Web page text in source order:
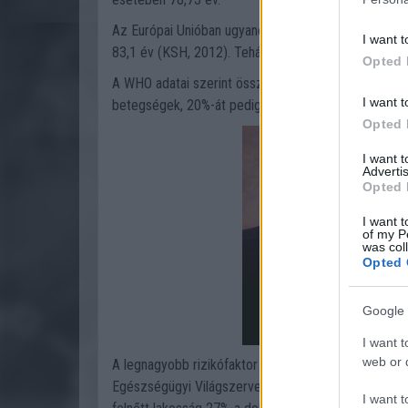
I want
Opted
I want
Opted
I want
Opted
I want
of my
was
Opted
Google
I want
web or
I want
Az Európai Unióban ugyanezek az adatok a férfiak
83,1 év (KSH, 2012). Tehát itt is van még némi
A WHO adatai szerint összességében az
betegségek, 20%-át pedig a rosszindulatú
A legnagyobb rizikófaktor az elmúlt években a
Egészségügyi Világszervezet szerint az összes